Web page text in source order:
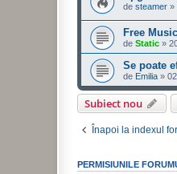
de steamer »
Free
de Static »
Se poate
de Emilia »
Subiect nou
Înapoi la indexul
PERMISIUNILE